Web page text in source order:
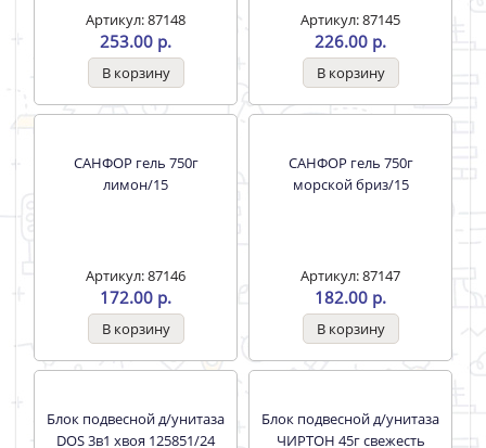
Артикул: 87148
253.00 р.
Артикул: 87145
226.00 р.
САНФОР гель 750г
лимон/15
Артикул: 87146
172.00 р.
САНФОР гель 750г
морской бриз/15
Артикул: 87147
182.00 р.
Блок подвесной д/унитаза
DOS 3в1 хвоя 125851/24
Блок подвесной д/унитаза
ЧИРТОН 45г свежесть